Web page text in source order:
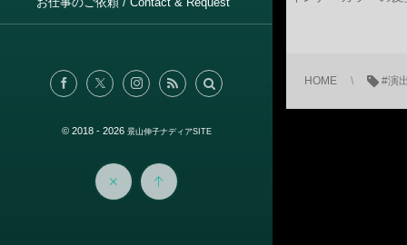
© 2018 - 2026 景山伸子ナディアSITE
HOME #演